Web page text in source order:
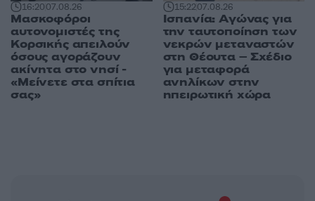
16:2007.08.26
Μασκοφόροι
αυτονομιστές της
Κορσικής απειλούν
όσους αγοράζουν
ακίνητα στο νησί -
«Μείνετε στα σπίτια
σας»
15:2207.08.26
Ισπανία: Αγώνας για
την ταυτοποίηση των
νεκρών μεταναστών
στη Θέουτα – Σχέδιο
για μεταφορά
ανηλίκων στην
ηπειρωτική χώρα